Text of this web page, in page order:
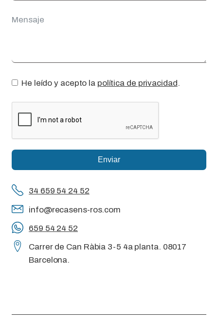
He leído y acepto la política de privacidad.
Enviar
34 659 54 24 52
info@recasens-ros.com
659 54 24 52
Carrer de Can Ràbia 3-5 4a planta. 08017
Barcelona.